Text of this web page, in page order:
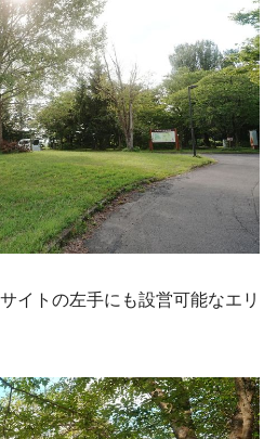
イトの左手にも設営可能なエリ